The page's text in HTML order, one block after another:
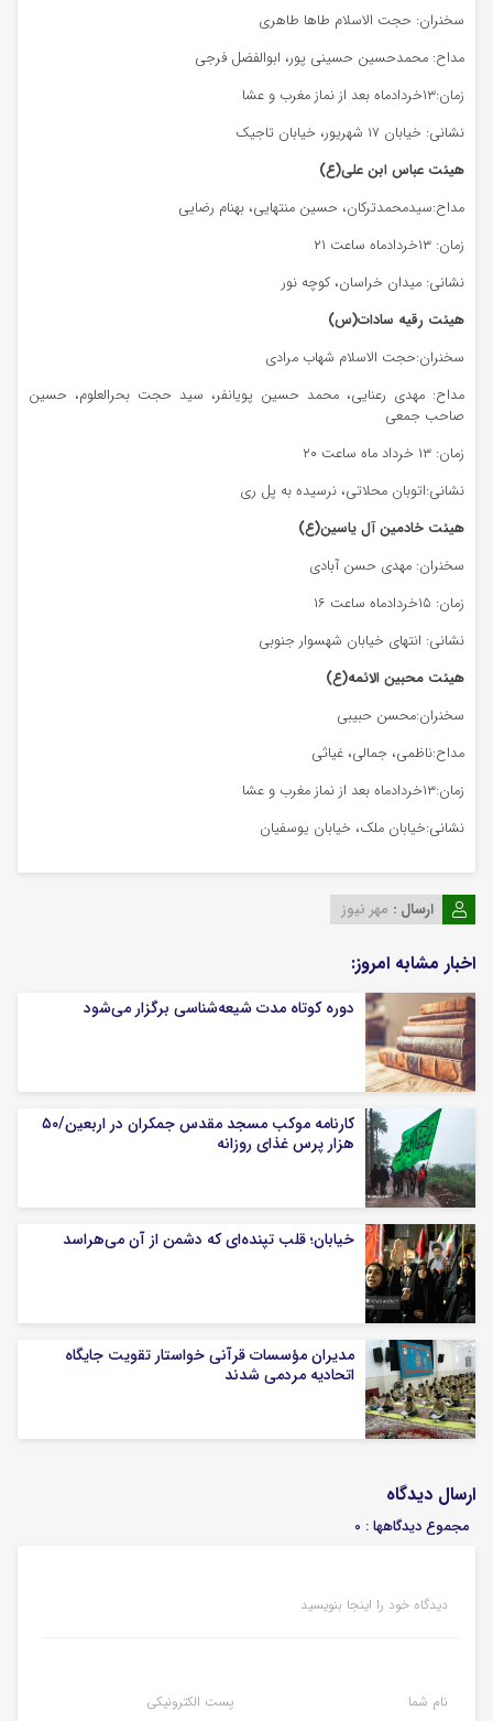
سخنران: حجت الاسلام طاها طاهری
مداح: محمدحسین حسینی پور، ابوالفضل فرجی
زمان:۱۳خردادماه بعد از نماز مغرب و عشا
نشانی: خیابان ۱۷ شهریور، خیابان تاجیک
هیئت عباس ابن علی(ع)
مداح:سیدمحمدترکان، حسین منتهایی، بهنام رضایی
زمان: ۱۳خردادماه ساعت ۲۱
نشانی: میدان خراسان، کوچه نور
هیئت رقیه سادات(س)
سخنران:حجت الاسلام شهاب مرادی
مداح: مهدی رعنایی، محمد حسین پویانفر، سید حجت بحرالعلوم، حسین
صاحب جمعی
زمان: ۱۳ خرداد ماه ساعت ۲۰
نشانی:اتوبان محلاتی، نرسیده به پل ری
هیئت خادمین آل یاسین(ع)
سخنران: مهدی حسن آبادی
زمان: ۱۵خردادماه ساعت ۱۶
نشانی: انتهای خیابان شهسوار جنوبی
هیئت محبین الائمه(ع)
سخنران:محسن حبیبی
مداح:ناظمی، جمالی، غیاثی
زمان:۱۳خردادماه بعد از نماز مغرب و عشا
نشانی:خیابان ملک، خیابان یوسفیان
ارسال : مهر نیوز
اخبار مشابه امروز:
دوره کوتاه مدت شیعه‌شناسی برگزار می‌شود
کارنامه موکب مسجد مقدس جمکران در اربعین/۵۰
هزار پرس غذای روزانه
خیابان؛ قلب تپنده‌ای که دشمن از آن می‌هراسد
مدیران مؤسسات قرآنی خواستار تقویت جایگاه
اتحادیه‌ مردمی شدند
ارسال دیدگاه
مجموع دیدگاهها : 0
دیدگاه خود را اینجا بنویسید
نام شما پست الکترونیکی